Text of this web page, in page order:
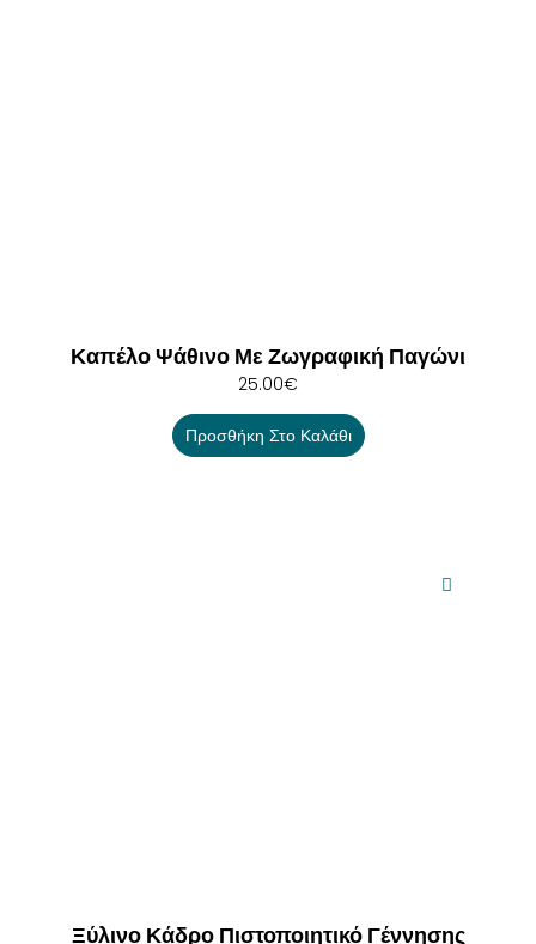
Καπέλο Ψάθινο Με Ζωγραφική Παγώνι
25.00€
Προσθήκη Στο Καλάθι
Ξύλινο Κάδρο Πιστοποιητικό Γέννησης